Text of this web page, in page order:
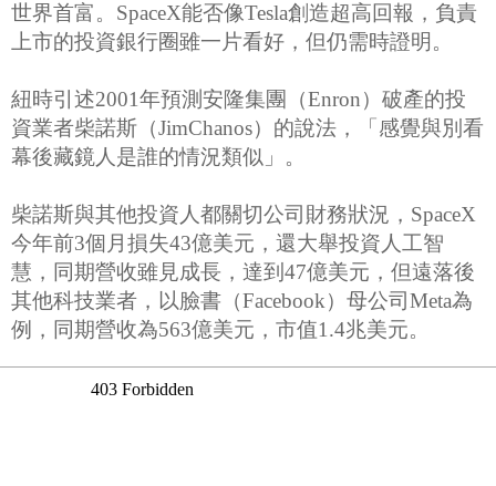
世界首富。SpaceX能否像Tesla創造超高回報，負責
上市的投資銀行圈雖一片看好，但仍需時證明。
紐時引述2001年預測安隆集團（Enron）破產的投
資業者柴諾斯（JimChanos）的說法，「感覺與別看
幕後藏鏡人是誰的情況類似」。
柴諾斯與其他投資人都關切公司財務狀況，SpaceX
今年前3個月損失43億美元，還大舉投資人工智
慧，同期營收雖見成長，達到47億美元，但遠落後
其他科技業者，以臉書（Facebook）母公司Meta為
例，同期營收為563億美元，市值1.4兆美元。